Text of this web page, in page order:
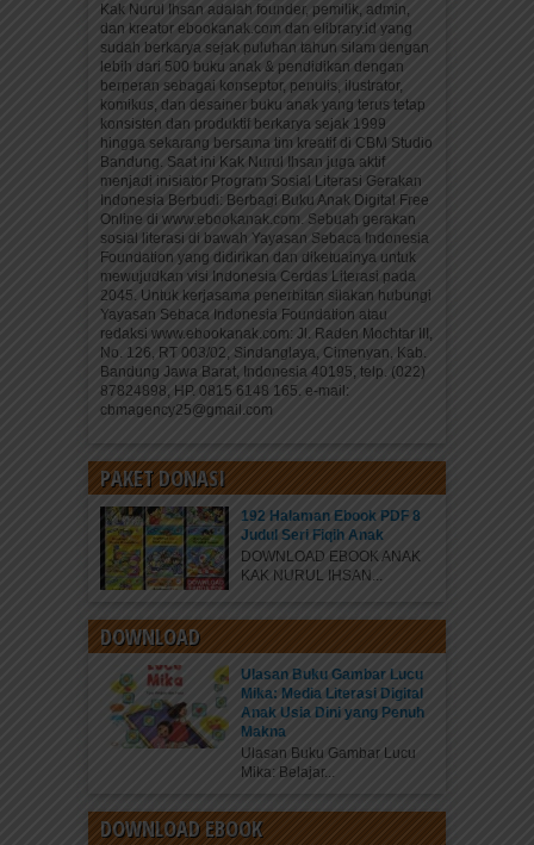
Kak Nurul Ihsan adalah founder, pemilik, admin,
dan kreator ebookanak.com dan elibrary.id yang
sudah berkarya sejak puluhan tahun silam dengan
lebih dari 500 buku anak & pendidikan dengan
berperan sebagai konseptor, penulis, ilustrator,
komikus, dan desainer buku anak yang terus tetap
konsisten dan produktif berkarya sejak 1999
hingga sekarang bersama tim kreatif di CBM Studio
Bandung. Saat ini Kak Nurul Ihsan juga aktif
menjadi inisiator Program Sosial Literasi Gerakan
Indonesia Berbudi: Berbagi Buku Anak Digital Free
Online di www.ebookanak.com. Sebuah gerakan
sosial literasi di bawah Yayasan Sebaca Indonesia
Foundation yang didirikan dan diketuainya untuk
mewujudkan visi Indonesia Cerdas Literasi pada
2045. Untuk kerjasama penerbitan silakan hubungi
Yayasan Sebaca Indonesia Foundation atau
redaksi www.ebookanak.com: Jl. Raden Mochtar III,
No. 126, RT 003/02, Sindanglaya, Cimenyan, Kab.
Bandung Jawa Barat, Indonesia 40195, telp. (022)
87824898, HP. 0815 6148 165. e-mail:
cbmagency25@gmail.com
PAKET DONASI
192 Halaman Ebook PDF 8
Judul Seri Fiqih Anak
DOWNLOAD EBOOK ANAK
KAK NURUL IHSAN...
DOWNLOAD
Ulasan Buku Gambar Lucu
Mika: Media Literasi Digital
Anak Usia Dini yang Penuh
Makna
Ulasan Buku Gambar Lucu
Mika: Belajar...
DOWNLOAD EBOOK